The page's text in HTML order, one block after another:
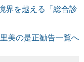
界を越える「総合診
美の是正勧告一覧へ